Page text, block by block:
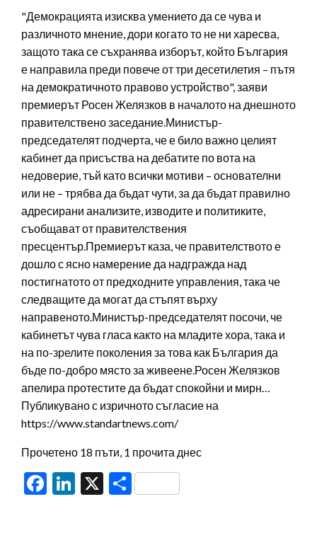
"Демокрацията изисква умението да се чува и
различното мнение, дори когато то не ни харесва,
защото така се съхранява изборът, който България
е направила преди повече от три десетилетия – пътя
на демократичното правово устройство", заяви
премиерът Росен Желязков в началото на днешното
правителствено заседание.Министър-
председателят подчерта, че е било важно целият
кабинет да присъства на дебатите по вота на
недоверие, тъй като всички мотиви – основателни
или не – трябва да бъдат чути, за да бъдат правилно
адресирани анализите, изводите и политиките,
съобщават от правителствения
пресцентър.Премиерът каза, че правителството е
дошло с ясно намерение да надгражда над
постигнатото от предходните управления, така че
следващите да могат да стъпят върху
направеното.Министър-председателят посочи, че
кабинетът чува гласа както на младите хора, така и
на по-зрелите поколения за това как България да
бъде по-добро място за живеене.Росен Желязков
апелира протестите да бъдат спокойни и мирн…
Публикувано с изричното съгласие на
https://www.standartnews.com/
Прочетено 18 пъти, 1 прочита днес
Facebook
LinkedIn
X Share